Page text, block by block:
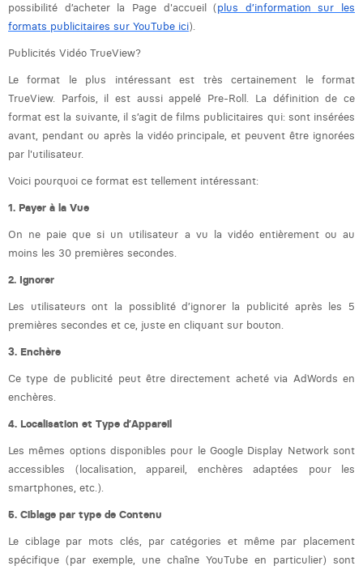
Matthias Langenaeker
Ninon Chevalier
Olivia Lohest
Pieter Maesmans
Sebastiaan Reeskamp
Sven Bosschem
Thomas Kurevic
Thomas Riis
Victor Hayot
William Rezette
possibilité d’acheter la Page d'accueil (plus d’information sur les
formats publicitaires sur YouTube ici).
Publicités Vidéo TrueView?
Le format le plus intéressant est très certainement le format
TrueView. Parfois, il est aussi appelé Pre-Roll. La définition de ce
format est la suivante, il s’agit de films publicitaires qui: sont insérées
avant, pendant ou après la vidéo principale, et peuvent être ignorées
par l'utilisateur.
Voici pourquoi ce format est tellement intéressant:
1. Payer à la Vue
On ne paie que si un utilisateur a vu la vidéo entièrement ou au
moins les 30 premières secondes.
2. Ignorer
Les utilisateurs ont la possiblité d’ignorer la publicité après les 5
premières secondes et ce, juste en cliquant sur bouton.
3. Enchère
Ce type de publicité peut être directement acheté via AdWords en
enchères.
4. Localisation et Type d’Appareil
Les mêmes options disponibles pour le Google Display Network sont
accessibles (localisation, appareil, enchères adaptées pour les
smartphones, etc.).
5. Ciblage par type de Contenu
Le ciblage par mots clés, par catégories et même par placement
spécifique (par exemple, une chaîne YouTube en particulier) sont